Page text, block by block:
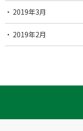
2019年3月
2019年2月